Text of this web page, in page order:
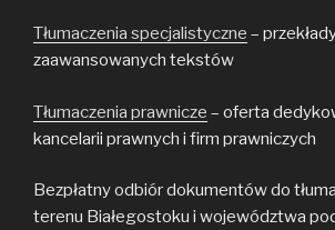
Tłumaczenia specjalistyczne –
zaawansowanych tekstów
Tłumaczenia prawnicze – oferta
kancelarii prawnych i firm prawniczych
Bezpłatny odbiór dokumentów do
terenu Białegostoku i województwa